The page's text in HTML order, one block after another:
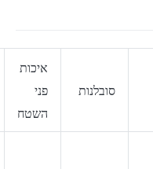
סובלנות
איכות
פני
השטח